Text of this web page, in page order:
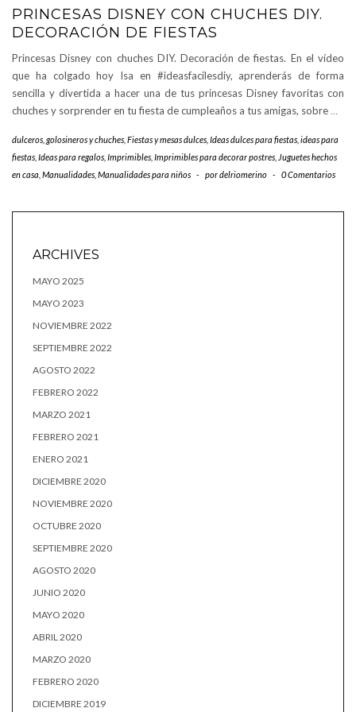
PRINCESAS DISNEY CON CHUCHES DIY.
DECORACIÓN DE FIESTAS
Princesas Disney con chuches DIY. Decoración de fiestas. En el vídeo
que ha colgado hoy Isa en #ideasfacilesdiy, aprenderás de forma
sencilla y divertida a hacer una de tus princesas Disney favoritas con
chuches y sorprender en tu fiesta de cumpleaños a tus amigas, sobre …
dulceros, golosineros y chuches Fiestas y mesas dulces Ideas dulces para fiestas ideas para
fiestas Ideas para regalos Imprimibles Imprimibles para decorar postres Juguetes hechos
en casa Manualidades Manualidades para niños - pordelriomerino - 0 Comentarios
ARCHIVES
MAYO 2025
MAYO 2023
NOVIEMBRE 2022
SEPTIEMBRE 2022
AGOSTO 2022
FEBRERO 2022
MARZO 2021
FEBRERO 2021
ENERO 2021
DICIEMBRE 2020
NOVIEMBRE 2020
OCTUBRE 2020
SEPTIEMBRE 2020
AGOSTO 2020
JUNIO 2020
MAYO 2020
ABRIL 2020
MARZO 2020
FEBRERO 2020
DICIEMBRE 2019